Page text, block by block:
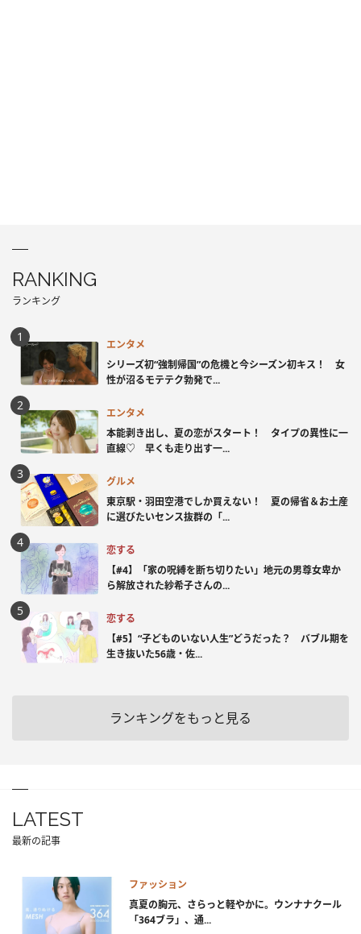
RANKING
ランキング
エンタメ
シリーズ初“強制帰国”の危機と今シーズン初キス！ 女
性が沼るモテテク勃発で...
エンタメ
本能剥き出し、夏の恋がスタート！ タイプの異性に一
直線♡ 早くも走り出す一...
グルメ
東京駅・羽田空港でしか買えない！ 夏の帰省＆お土産
に選びたいセンス抜群の「...
恋する
【#4】「家の呪縛を断ち切りたい」地元の男尊女卑か
ら解放された紗希子さんの...
恋する
【#5】“子どものいない人生”どうだった？ バブル期を
生き抜いた56歳・佐...
ランキングをもっと見る
LATEST
最新の記事
ファッション
真夏の胸元、さらっと軽やかに。ウンナナクール
「364ブラ」、通...